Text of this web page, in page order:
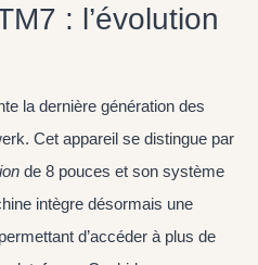
: l’évolution
la dernière génération des
Cet appareil se distingue par
de 8 pouces et son système
intègre désormais une
d’accéder à plus de